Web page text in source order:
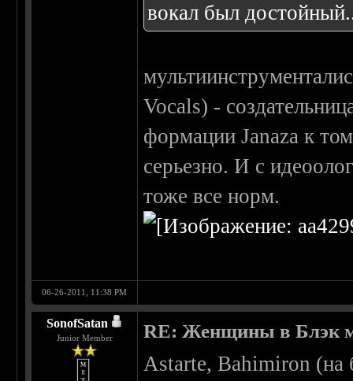
вокал был
Vocals) -
формации Janaza к
серьезно. И с
тоже все норм.
06-26-2011, 11:38 PM
SonofSatan
Junior Member RE: Женщины в Блэк
Astarte, Bahimiron (на